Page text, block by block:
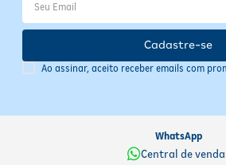
Produto de uso adulto — evite
Em contato com tecidos pode causar
Ao assinar, aceito receber emails com
Cadastre-se
WhatsApp
Central de